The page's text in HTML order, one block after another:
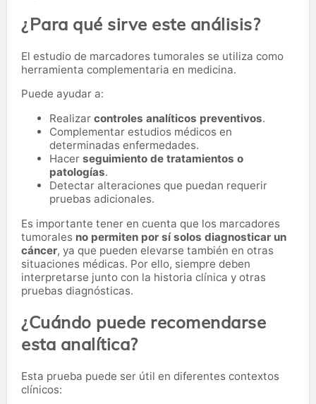
¿Para qué sirve este análisis?
El estudio de marcadores tumorales se utiliza como
herramienta complementaria en medicina.
Puede ayudar a:
Realizar controles analíticos preventivos.
Complementar estudios médicos en
determinadas enfermedades.
Hacer seguimiento de tratamientos o
patologías.
Detectar alteraciones que puedan requerir
pruebas adicionales.
Es importante tener en cuenta que los marcadores
tumorales no permiten por sí solos diagnosticar un
cáncer, ya que pueden elevarse también en otras
situaciones médicas. Por ello, siempre deben
interpretarse junto con la historia clínica y otras
pruebas diagnósticas.
¿Cuándo puede recomendarse
esta analítica?
Esta prueba puede ser útil en diferentes contextos
clínicos: